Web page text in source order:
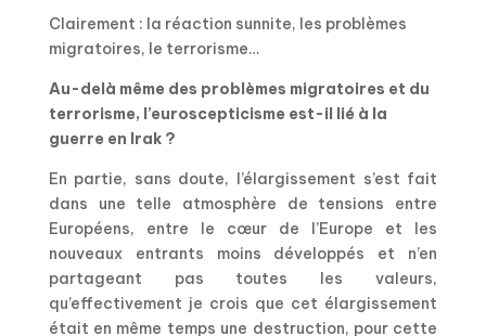
Clairement : la réaction sunnite, les problèmes
migratoires, le terrorisme…
Au-delà même des problèmes migratoires et du
terrorisme, l’euroscepticisme est-il lié à la
guerre en Irak ?
En partie, sans doute, l’élargissement s’est fait
dans une telle atmosphère de tensions entre
Européens, entre le cœur de l’Europe et les
nouveaux entrants moins développés et n’en
partageant pas toutes les valeurs,
qu’effectivement je crois que cet élargissement
était en même temps une destruction, pour cette